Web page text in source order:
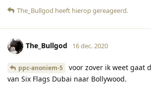
The_Bullgod heeft hierop gereageerd.
The_Bullgod 16 dec. 2020
ppc-anoniem-5
voor zover ik weet gaat
van Six Flags Dubai naar Bollywood.